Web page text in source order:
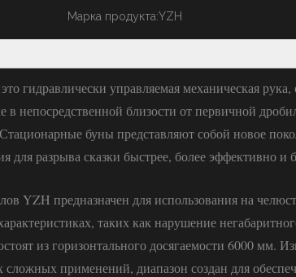
Марка продукта:YZH
гидравлически управляемая механическая
непосредственной близости от первичной
буны представляют собой новое
для разрыва сказки быстрее, более эффективно и
YZH предназначен для использования на
таких как нарушение
из горизонтального досягаемости 6000 мм.
применений, диапазон создан для